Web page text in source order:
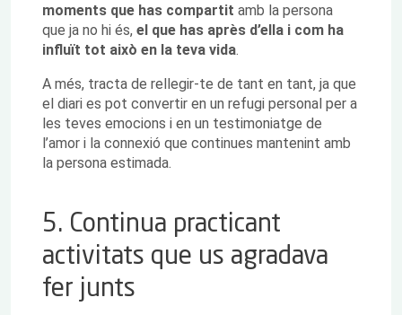
moments que has compartit amb la persona
que ja no hi és,el que has après d’ella i com ha
influït tot això en la teva vida.
A més, tracta de rellegir-te de tant en tant, ja que
el diari es pot convertir en un refugi personal per a
les teves emocions i en un testimoniatge de
l’amor i la connexió que continues mantenint amb
la persona estimada.
5. Continua practicant
activitats que us agradava
fer junts